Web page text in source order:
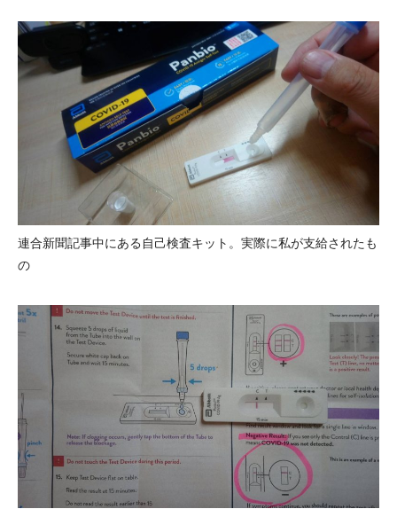
連合新聞記事中にある自己検査キット。実際に私が支給されたも
の